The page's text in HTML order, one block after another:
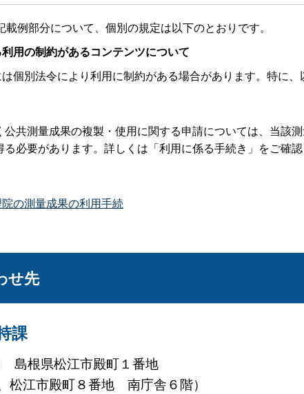
例部分について、個別の規定は以下のとおりです。
用の制約があるコンテンツについて
個別法令により利用に制約がある場合があります。特に
公共測量成果の複製・使用に関する申請については、当該
必要があります。詳しくは「利用に係る手続き」をご確認
の測量成果の利用手続
せ先
課
島根県松江市殿町１番地
松江市殿町８番地 南庁舎６階）